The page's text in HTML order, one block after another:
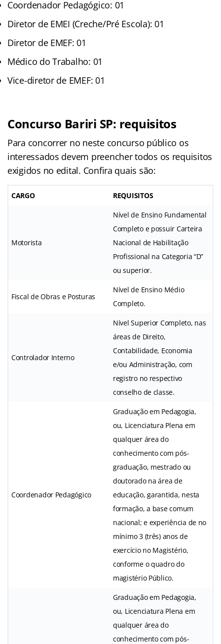
Coordenador Pedagógico: 01
Diretor de EMEI (Creche/Pré Escola): 01
Diretor de EMEF: 01
Médico do Trabalho: 01
Vice-diretor de EMEF: 01
Concurso Bariri SP: requisitos
Para concorrer no neste concurso público os
interessados devem preencher todos os requisitos
exigidos no edital. Confira quais são:
CARGO REQUISITOS
Motorista
Nível de Ensino Fundamental
Completo e possuir Carteira
Nacional de Habilitação
Profissional na Categoria “D”
ou superior.
Fiscal de Obras e Posturas
Nível de Ensino Médio
Completo.
Controlador Interno
Nível Superior Completo, nas
áreas de Direito,
Contabilidade, Economia
e/ou Administração, com
registro no respectivo
conselho de classe.
Coordenador Pedagógico
Graduação em Pedagogia,
ou, Licenciatura Plena em
qualquer área do
conhecimento com pós-
graduação, mestrado ou
doutorado na área de
educação, garantida, nesta
formação, a base comum
nacional; e experiência de no
mínimo 3 (três) anos de
exercício no Magistério,
conforme o quadro do
magistério Público.
Graduação em Pedagogia,
ou, Licenciatura Plena em
qualquer área do
conhecimento com pós-